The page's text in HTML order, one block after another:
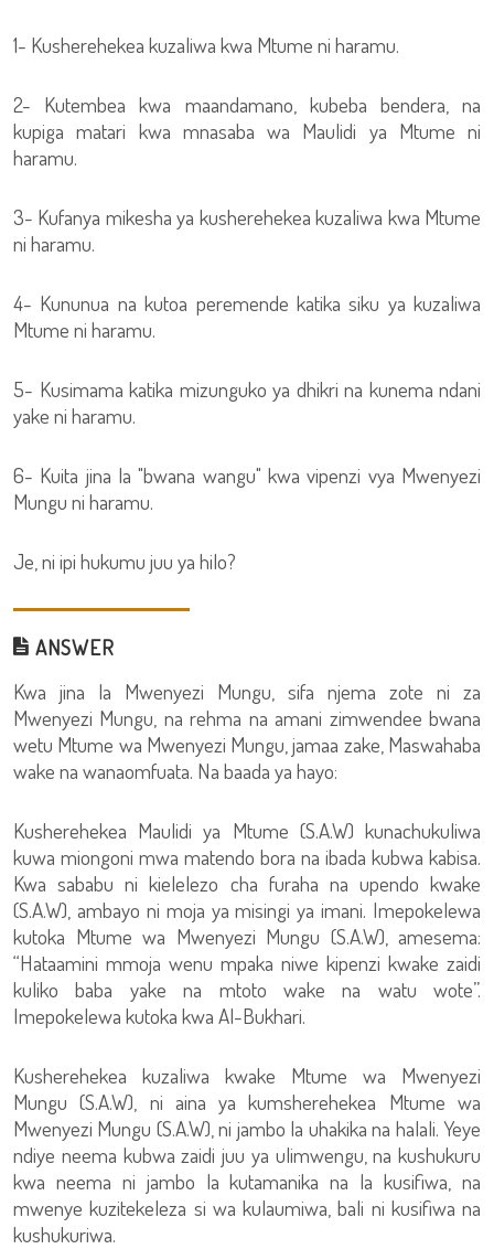
1- Kusherehekea kuzaliwa kwa Mtume ni haramu.
2- Kutembea kwa maandamano, kubeba bendera, na
kupiga matari kwa mnasaba wa Maulidi ya Mtume ni
haramu.
3- Kufanya mikesha ya kusherehekea kuzaliwa kwa Mtume
ni haramu.
4- Kununua na kutoa peremende katika siku ya kuzaliwa
Mtume ni haramu.
5- Kusimama katika mizunguko ya dhikri na kunema ndani
yake ni haramu.
6- Kuita jina la "bwana wangu" kwa vipenzi vya Mwenyezi
Mungu ni haramu.
Je, ni ipi hukumu juu ya hilo?
ANSWER
Kwa jina la Mwenyezi Mungu, sifa njema zote ni za
Mwenyezi Mungu, na rehma na amani zimwendee bwana
wetu Mtume wa Mwenyezi Mungu, jamaa zake, Maswahaba
wake na wanaomfuata. Na baada ya hayo:
Kusherehekea Maulidi ya Mtume (S.A.W) kunachukuliwa
kuwa miongoni mwa matendo bora na ibada kubwa kabisa.
Kwa sababu ni kielelezo cha furaha na upendo kwake
(S.A.W), ambayo ni moja ya misingi ya imani. Imepokelewa
kutoka Mtume wa Mwenyezi Mungu (S.A.W), amesema:
“Hataamini mmoja wenu mpaka niwe kipenzi kwake zaidi
kuliko baba yake na mtoto wake na watu wote”.
Imepokelewa kutoka kwa Al-Bukhari.
Kusherehekea kuzaliwa kwake Mtume wa Mwenyezi
Mungu (S.A.W), ni aina ya kumsherehekea Mtume wa
Mwenyezi Mungu (S.A.W), ni jambo la uhakika na halali. Yeye
ndiye neema kubwa zaidi juu ya ulimwengu, na kushukuru
kwa neema ni jambo la kutamanika na la kusifiwa, na
mwenye kuzitekeleza si wa kulaumiwa, bali ni kusifiwa na
kushukuriwa.